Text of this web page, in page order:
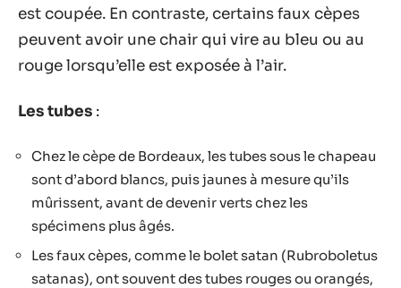
est coupée. En contraste, certains faux cèpes
peuvent avoir une chair qui vire au bleu ou au
rouge lorsqu’elle est exposée à l’air.
Les tubes :
Chez le cèpe de Bordeaux, les tubes sous le chapeau
sont d’abord blancs, puis jaunes à mesure qu’ils
mûrissent, avant de devenir verts chez les
spécimens plus âgés.
Les faux cèpes, comme le bolet satan (Rubroboletus
satanas), ont souvent des tubes rouges ou orangés,